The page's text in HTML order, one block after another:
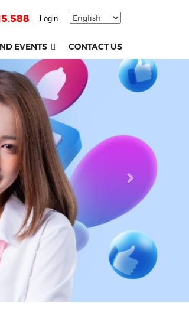
Login
EVENTS CONTACT US
Next